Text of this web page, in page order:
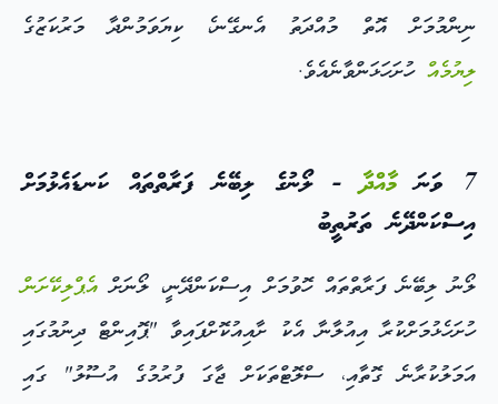
ނިންމުމަށް އޮތް މުއްދަތު އެނގޭނ،ެ ކިޔަވަމުންދާ މަރުކަޒުގެ
ލިޔުމެއް ހުށަހަޅަންވާނެއެވެ.
7 ވަނަ މާއްދާ- ލޯނުގެ ލިބޭނެ ފަރާތްތައް ކަނޑައެޅުމަށް
އިސްކަންދޭނެ ތަރުތީބު
ލޯނު ލިބޭނެ ފަރާތްތައް ހޮވުމަށް އިސްކަންދޭނީ، ލޯނަށް އެޕްލިކޭށަން
ހުށަހެޅުމަށްކުރާ އިއުލާނާ އެކު ށާއިއުކޮށްފައިވާ "ޕޮއިންޓް ދިނުމުގައި
އަމަލުކުރާނެ ގޮތާއި، ސްލޮޓްތަކަށް ޖާގަ ފުރުމުގެ އުސޫލު" ގައި